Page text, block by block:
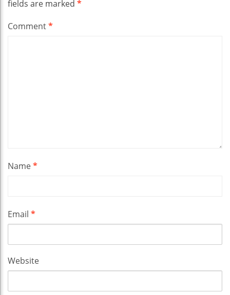
fields are marked *
Comment*
Name*
Email *
Website